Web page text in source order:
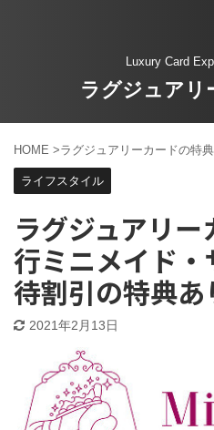
Luxury Card
ラグジュアリ
HOME >ラグジュアリーカードの特典
ライフスタイル
ラグジュアリ
行ミニメイド
待割引の特典あ
2021年2月13日